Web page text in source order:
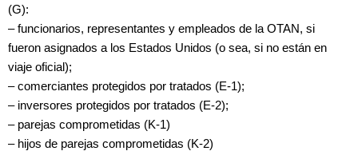
(G):
– funcionarios, representantes y empleados de la OTAN, si
fueron asignados a los Estados Unidos (o sea, si no están en
viaje oficial);
– comerciantes protegidos por tratados (E-1);
– inversores protegidos por tratados (E-2);
– parejas comprometidas (K-1)
– hijos de parejas comprometidas (K-2)